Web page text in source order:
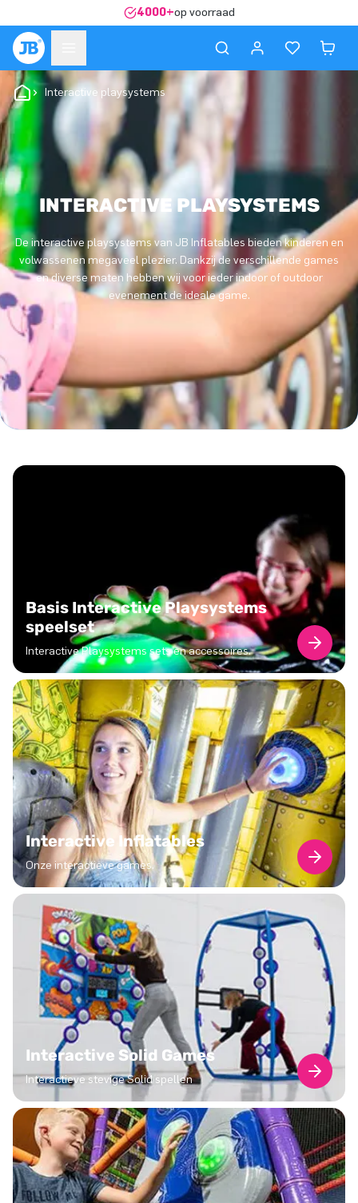
4000+op voorraad
Interactive playsystems
INTERACTIVE PLAYSYSTEMS
De interactive playsystems van JB Inflatables bieden kinderen en
volwassenen megaveel plezier. Dankzij de verschillende games
en diverse maten hebben wij voor ieder indoor of outdoor
evenement de ideale game.
Basis Interactive Playsystems
speelset
Interactive Playsystems sets en accessoires.
Interactive Inflatables
Onze interactieve games.
Interactive Solid Games
Interactieve stevige Solid spellen